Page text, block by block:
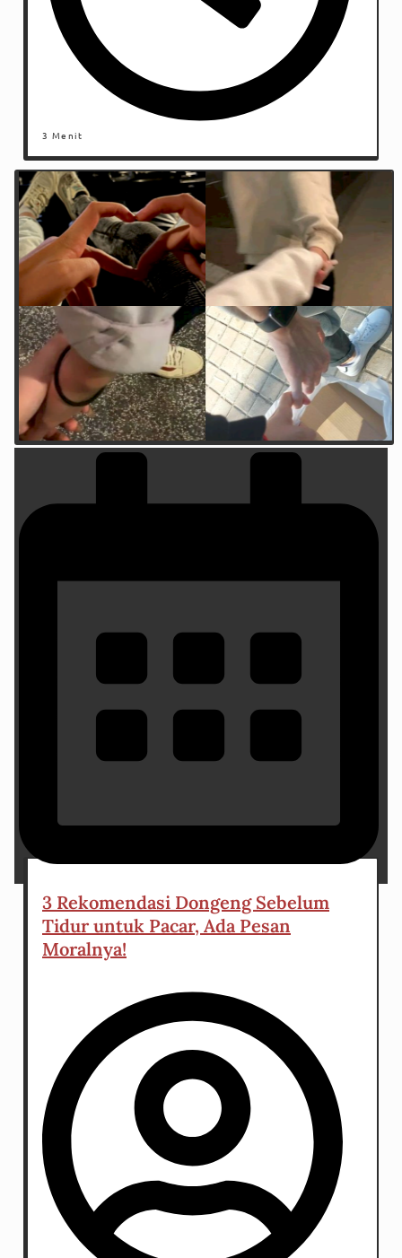
3 Menit
3 Rekomendasi Dongeng Sebelum
Tidur untuk Pacar, Ada Pesan
Moralnya!